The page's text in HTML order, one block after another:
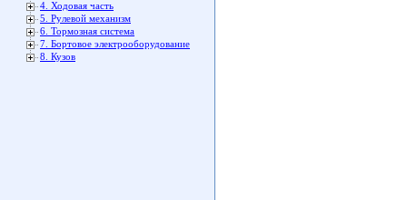
4. Ходовая часть
5. Рулевой механизм
6. Тормозная система
7. Бортовое электрооборудование
8. Кузов